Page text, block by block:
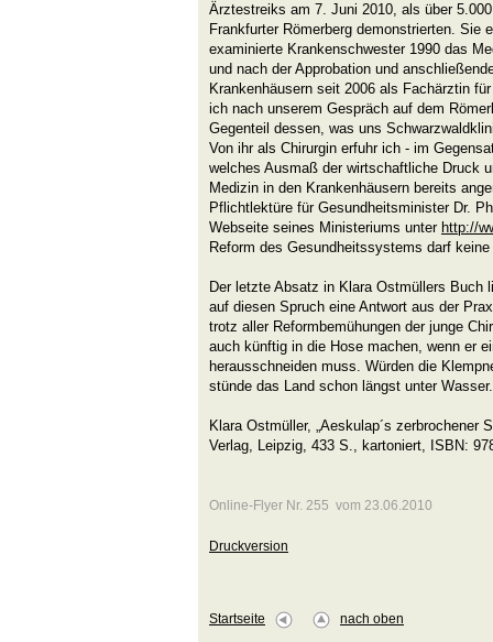
Ärztestreiks am 7. Juni 2010, als über
Frankfurter Römerberg demonstrierten. Sie
examinierte Krankenschwester 1990 das
und nach der Approbation und
Krankenhäusern seit 2006 als Fachärztin
ich nach unserem Gespräch auf dem
Gegenteil dessen, was uns
Von ihr als Chirurgin erfuhr ich - im
welches Ausmaß der wirtschaftliche Druck
Medizin in den Krankenhäusern bereits
Pflichtlektüre für Gesundheitsminister Dr.
Webseite seines Ministeriums unter http://
Reform des Gesundheitssystems darf
Der letzte Absatz in Klara Ostmüllers Buch
auf diesen Spruch eine Antwort aus der
trotz aller Reformbemühungen der junge
auch künftig in die Hose machen, wenn er
herausschneiden muss. Würden die
stünde das Land schon längst unter
Klara Ostmüller, „Aeskulap´s zerbrochener
Verlag, Leipzig, 433 S., kartoniert, ISBN:
Online-Flyer Nr. 255 vom 23.06.2010
Druckversion
Startseite nach oben